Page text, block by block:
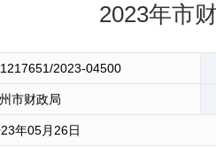
2023年市
2023-04500
市财政局
年05月26日